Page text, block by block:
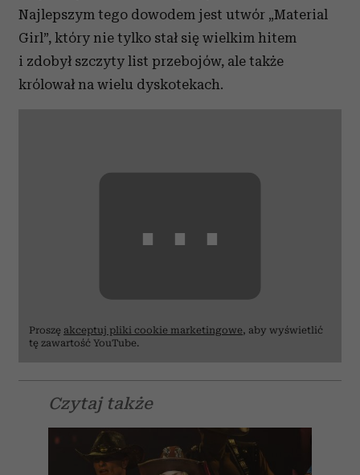
Najlepszym tego dowodem jest utwór „Material
Girl”, który nie tylko stał się wielkim hitem
i zdobył szczyty list przebojów, ale także
królował na wielu dyskotekach.
⋯
Proszę akceptuj pliki cookie marketingowe, aby wyświetlić
tę zawartość YouTube.
Czytaj także